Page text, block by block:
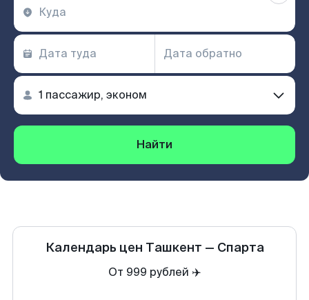
Найти
Календарь цен Ташкент — Спарта
От 999 рублей ✈️